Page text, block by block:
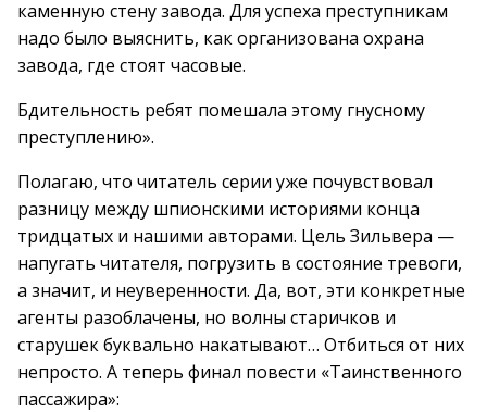
каменную стену завода. Для успеха преступникам
надо было выяснить, как организована охрана
завода, где стоят часовые.
Бдительность ребят помешала этому гнусному
преступлению».
Полагаю, что читатель серии уже почувствовал
разницу между шпионскими историями конца
тридцатых и нашими авторами. Цель Зильвера —
напугать читателя, погрузить в состояние тревоги,
а значит, и неуверенности. Да, вот, эти конкретные
агенты разоблачены, но волны старичков и
старушек буквально накатывают… Отбиться от них
непросто. А теперь финал повести «Таинственного
пассажира»: